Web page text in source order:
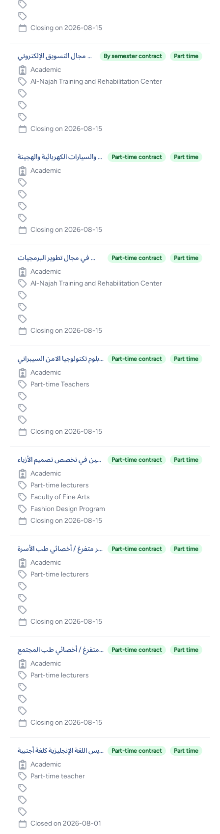
Closing on 2026-08-15
مدرب/مدرس في مجال التسويق الإلكتروني By semester contract Part time
Academic
Al-Najah Training and Rehabilitation Center
Closing on 2026-08-15
مدرب/مدرس في مجال تجليس ودهان هياكل السيارات والسيارات الكهربائية والهجينة Part-time contract Part time
Academic
Closing on 2026-08-15
مدرب/مدرس في مجال تطوير البرمجيات Part-time contract Part time
Academic
Al-Najah Training and Rehabilitation Center
Closing on 2026-08-15
مهندس أمن سيبراني/ تخصص دبلوم تكنولوجيا الامن السيبراني Part-time contract Part time
Academic
Part-time Teachers
Closing on 2026-08-15
أعضاء هيئة تدريس غير متفرغين في تخصص تصميم الأزياء Part-time contract Part time
Academic
Part-time lecturers
Faculty of Fine Arts
Fashion Design Program
Closing on 2026-08-15
عضو هيئة تدريس غير متفرغ / أخصائي طب الأسرة Part-time contract Part time
Academic
Part-time lecturers
Closing on 2026-08-15
عضو هيئة تدريس غير متفرغ / أخصائي طب المجتمع Part-time contract Part time
Academic
Part-time lecturers
Closing on 2026-08-15
مدرس/ة في قسم اللغة الإنجليزية – تخصص تدريس اللغة الإنجليزية كلغة أجنبية Part-time contract Part time
Academic
Part-time teacher
Closed on 2026-08-01